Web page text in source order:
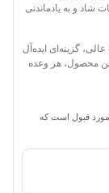
شاد و به یادماندنی
عالی، گزینه‌ای ایده‌آل
محصول، هر وعده
مورد قبول است که